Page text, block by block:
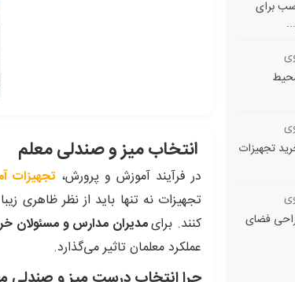
برای
تجهیزات
فضای
انتخاب میز و صندلی معلم
در فرآیند آموزش و پرورش، تجهیزات
تجهیزات نه تنها باید از نظر ظاهری
کنند. برایمدیران مدارس و مسئولان
عملکرد معلمان تاثیر می‌گذارد.